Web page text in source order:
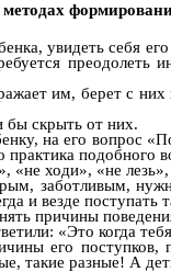
увидеть себя
им, берет с
бы скрыть от них.
на его
подобного
«не ходи», «не
заботливым,
и везде
причины
«Это когда
его
такие разные! А